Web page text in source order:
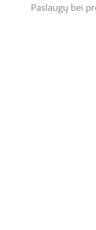
Paslaugų bei